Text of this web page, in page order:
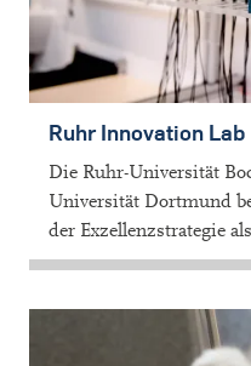
Ruhr Innovation Lab
Die Ruhr-Universität
Universität Dortmund
der Exzellenzstrategie